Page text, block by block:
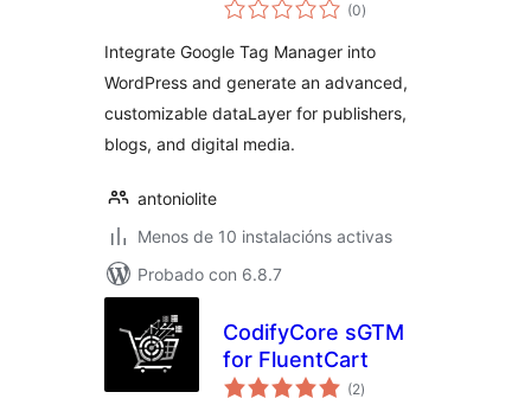
tracking for blogs,
magazines
(0totais
)
Integrate Google Tag Manager into
WordPress and generate an advanced,
customizable dataLayer for publishers,
blogs, and digital media.
antoniolite
Menos de 10 instalacións activas
Probado con 6.8.7
CodifyCore sGTM
for FluentCart
(2valoracións
totais
)